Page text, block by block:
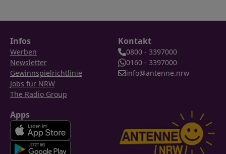
Infos
Werben
Newsletter
Gewinnspielrichtlinie
Jobs für NRW
The Radio Group
Kontakt
0800 - 3397000
0160 - 3397000
info@antenne.nrw
Apps